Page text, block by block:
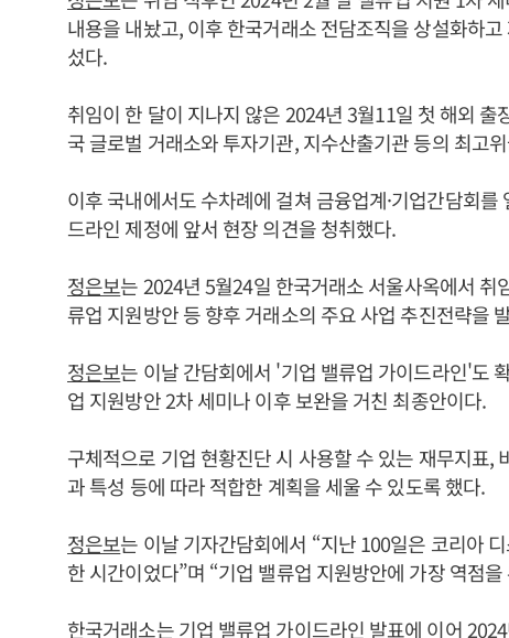
내용을 내놨고, 이후 한국거래소 전담조직을 상설화하
섰다.
취임이 한 달이 지나지 않은 2024년 3월11일 첫 해외
국 글로벌 거래소와 투자기관, 지수산출기관 등의 최고
이후 국내에서도 수차례에 걸쳐 금융업계·기업간담회
드라인 제정에 앞서 현장 의견을 청취했다.
정은보는 2024년 5월24일 한국거래소 서울사옥에서 취
류업 지원방안 등 향후 거래소의 주요 사업 추진전략을
정은보는 이날 간담회에서 '기업 밸류업 가이드라인'도
업 지원방안 2차 세미나 이후 보완을 거친 최종안이다.
구체적으로 기업 현황진단 시 사용할 수 있는 재무지표,
과 특성 등에 따라 적합한 계획을 세울 수 있도록 했다.
정은보는 이날 기자간담회에서 “지난 100일은 코리아
한 시간이었다”며 “기업 밸류업 지원방안에 가장 역점
한국거래소는 기업 밸류업 가이드라인 발표에 이어